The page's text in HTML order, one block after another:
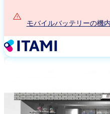
動
モバイルバッテリーの機